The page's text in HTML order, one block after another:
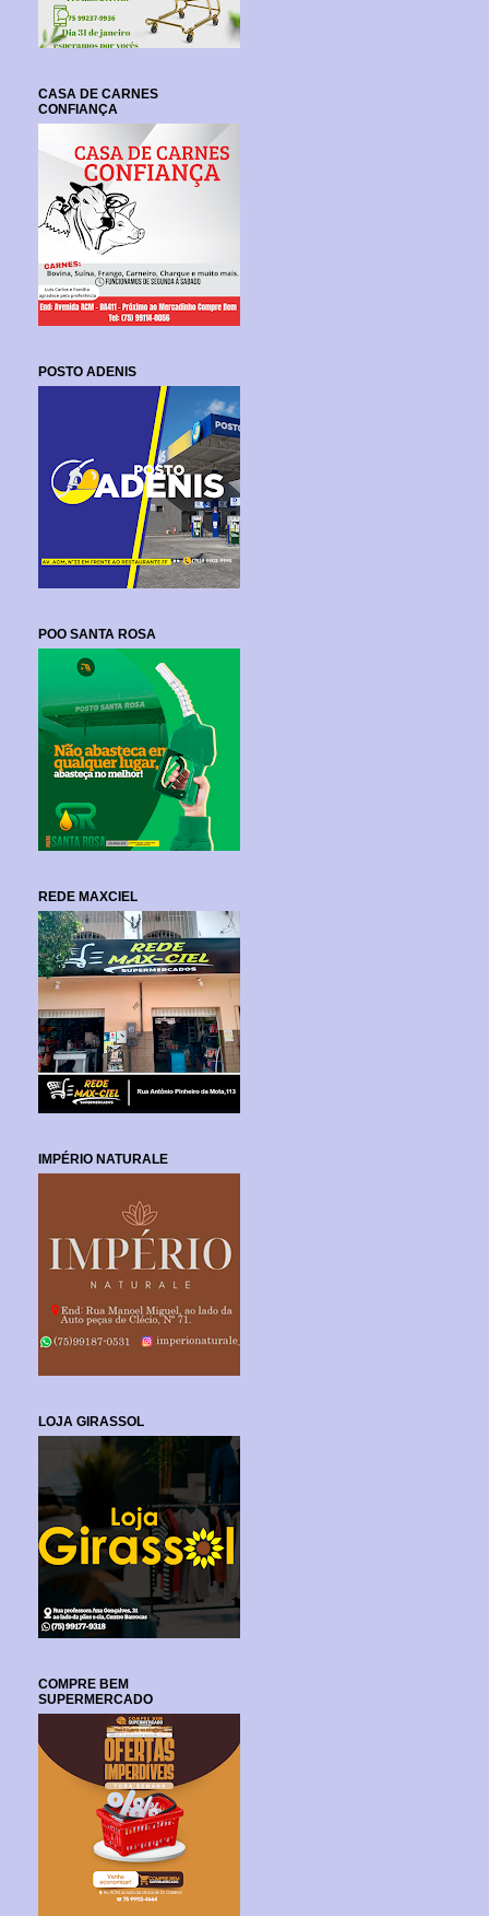
CASA DE CARNES
CONFIANÇA
POSTO ADENIS
POO SANTA ROSA
REDE MAXCIEL
IMPÉRIO NATURALE
LOJA GIRASSOL
COMPRE BEM
SUPERMERCADO